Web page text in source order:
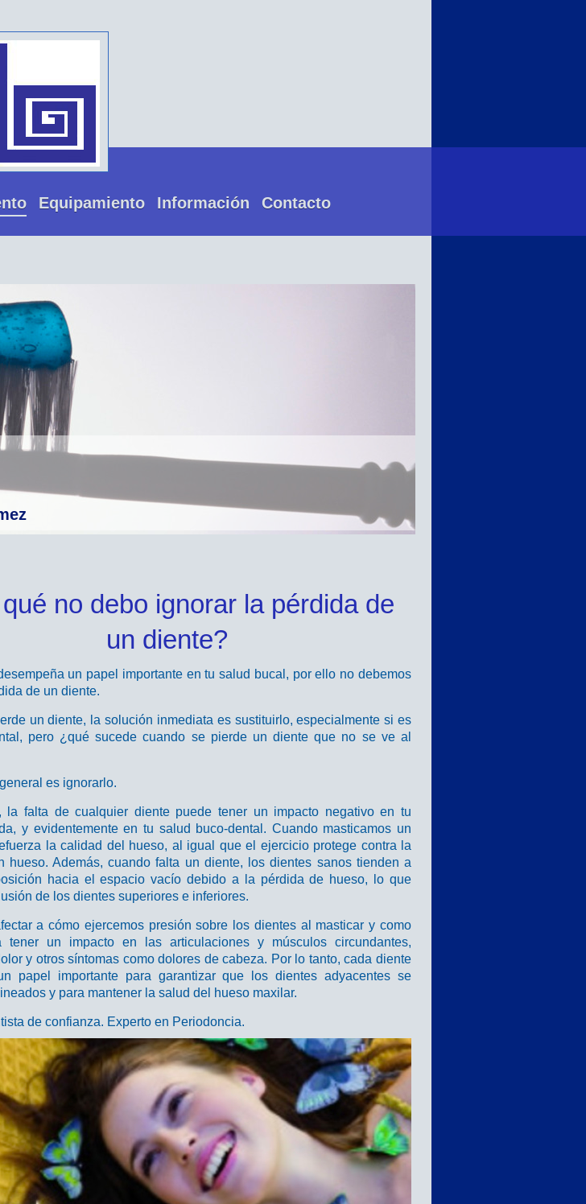
Equipamiento Información Contacto
no debo ignorar la pérdida de
un diente?
un papel importante en tu salud bucal, por ello no debemos
de un diente.
un diente, la solución inmediata es sustituirlo, especialmente si es
pero ¿qué sucede cuando se pierde un diente que no se ve al
es ignorarlo.
la falta de cualquier diente puede tener un impacto negativo en tu
y evidentemente en tu salud buco-dental. Cuando masticamos un
la calidad del hueso, al igual que el ejercicio protege contra la
hueso. Además, cuando falta un diente, los dientes sanos tienden a
hacia el espacio vacío debido a la pérdida de hueso, lo que
de los dientes superiores e inferiores.
a cómo ejercemos presión sobre los dientes al masticar y como
tener un impacto en las articulaciones y músculos circundantes,
y otros síntomas como dolores de cabeza. Por lo tanto, cada diente
papel importante para garantizar que los dientes adyacentes se
y para mantener la salud del hueso maxilar.
de confianza. Experto en Periodoncia.